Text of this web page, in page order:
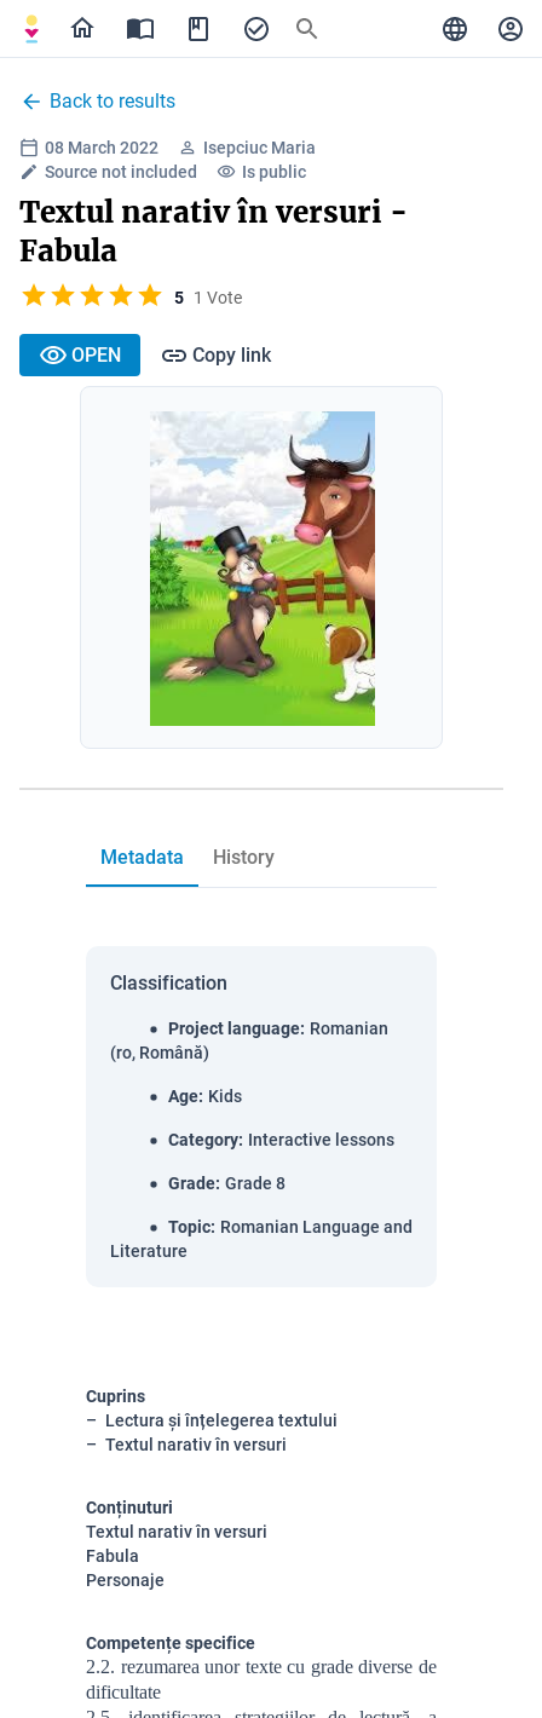
Back to results
08 March 2022
Isepciuc Maria
Source not included
Is public
Textul narativ în versuri -
Fabula
5 1 Vote
OPEN Copy link
Metadata History
Classification
Project language: Romanian
(ro, Română)
Age: Kids
Category: Interactive lessons
Grade: Grade 8
Topic: Romanian Language and
Literature
Cuprins
Lectura și înțelegerea textului
Textul narativ în versuri
Conținuturi
Textul narativ în versuri
Fabula
Personaje
Competențe specifice
2.2. rezumarea unor texte cu grade diverse de
dificultate